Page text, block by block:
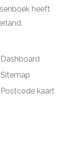
heeft
Dashboard
Sitemap
Postcode kaart